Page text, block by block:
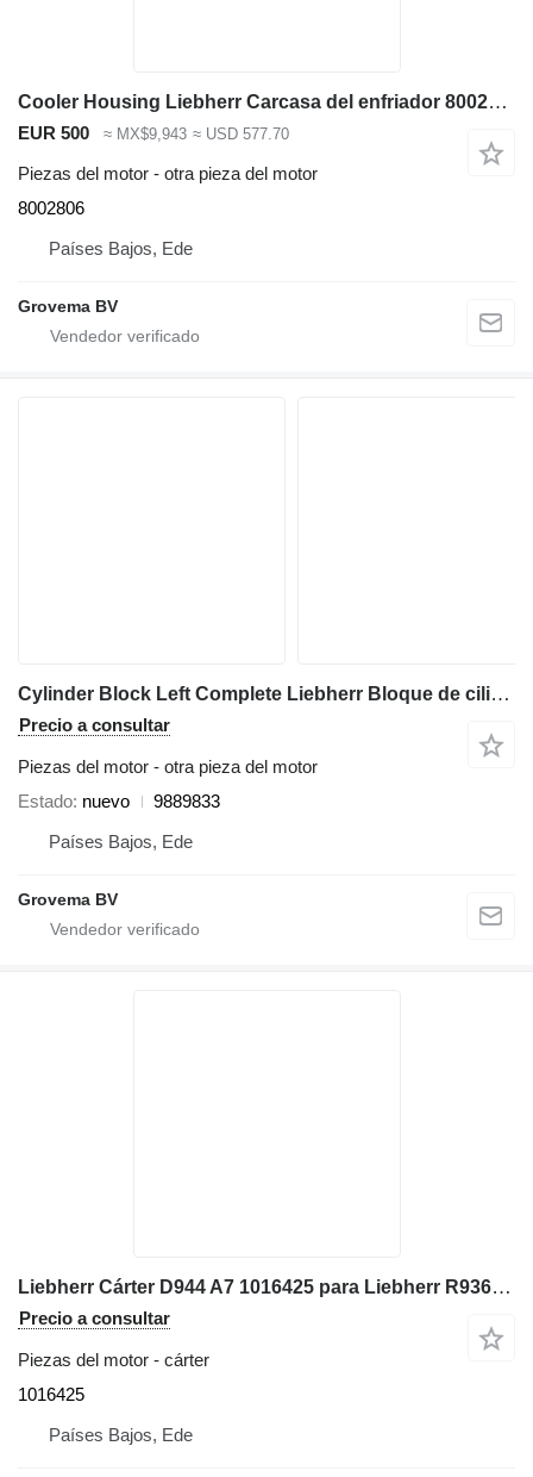
Cooler Housing Liebherr Carcasa del enfriador 8002806 para Liebherr R964C / R974C excavadora
EUR 500 ≈ MX$9,943 ≈ USD 577.70
Piezas del motor - otra pieza del motor
8002806
Países Bajos, Ede
Grovema BV
Cylinder Block Left Complete Liebherr Bloque de cilindros izquierdo completo LPVD 140/150 9889833 para Liebherr A944C Li / A944B Li / R944C Li excavadora
Precio a consultar
Piezas del motor - otra pieza del motor
Estado nuevo
9889833
Países Bajos, Ede
Grovema BV
Liebherr Cárter D944 A7 1016425 para Liebherr R936 excavadora
Precio a consultar
Piezas del motor - cárter
1016425
Países Bajos, Ede